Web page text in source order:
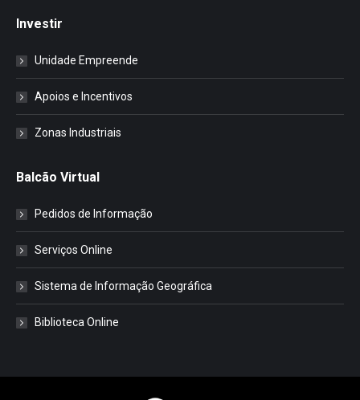
Investir
Unidade Empreende
Apoios e Incentivos
Zonas Industriais
Balcão Virtual
Pedidos de Informação
Serviços Online
Sistema de Informação Geográfica
Biblioteca Online